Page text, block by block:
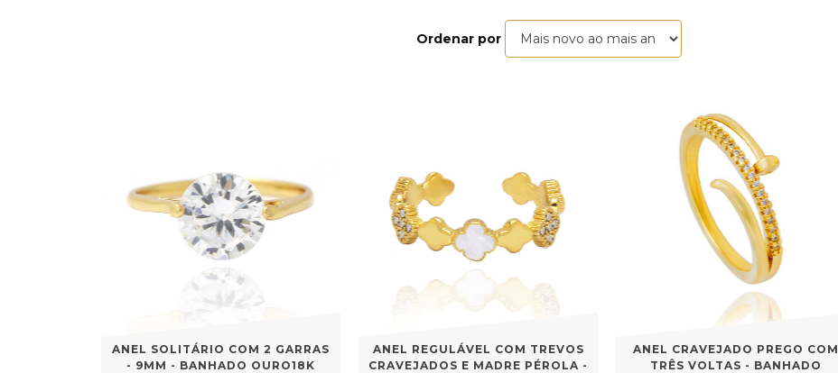
Ordenar por
ANEL SOLITÁRIO COM 2 GARRAS
- 9MM - BANHADO OURO18K
ANEL REGULÁVEL COM TREVOS
CRAVEJADOS E MADRE PÉROLA -
ANEL CRAVEJADO PREGO COM
TRÊS VOLTAS - BANHADO